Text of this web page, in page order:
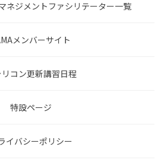
ネジメントファシリテーター一覧
メンバーサイト
コン更新講習日程
特設ページ
イバシーポリシー